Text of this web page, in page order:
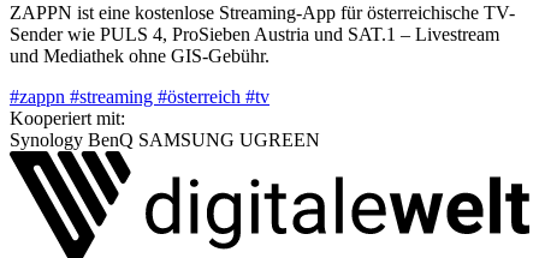
ZAPPN ist eine kostenlose Streaming-App für österreichische TV-
Sender wie PULS 4, ProSieben Austria und SAT.1 – Livestream
und Mediathek ohne GIS-Gebühr.
#zappn #streaming #österreich #tv
Kooperiert mit:
Synology BenQ SAMSUNG UGREEN